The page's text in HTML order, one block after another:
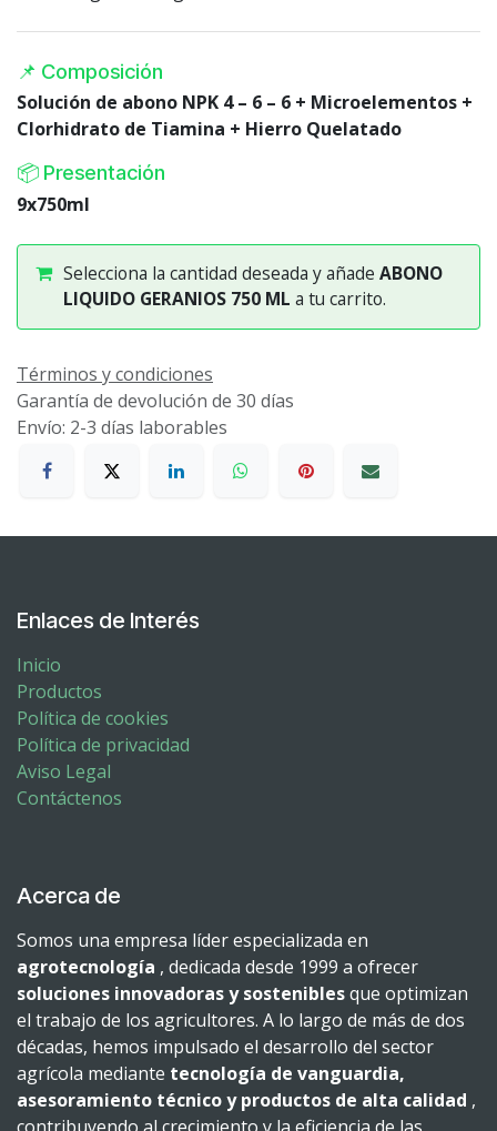
📌 Composición
Solución de abono NPK 4 – 6 – 6 + Microelementos +
Clorhidrato de Tiamina + Hierro Quelatado
📦 Presentación
9x750ml
Selecciona la cantidad deseada y añade ABONO
LIQUIDO GERANIOS 750 ML a tu carrito.
Términos y condiciones
Garantía de devolución de 30 días
Envío: 2-3 días laborables
Enlaces de Interés
Inicio
Productos
Política de cookies
Política de privacidad
Aviso Legal
Contáctenos
Acerca de
Somos una empresa líder especializada en
agrotecnología , dedicada desde 1999 a ofrecer
soluciones innovadoras y sosteniblesque optimizan
el trabajo de los agricultores. A lo largo de más de dos
décadas, hemos impulsado el desarrollo del sector
agrícola mediante tecnología de vanguardia,
asesoramiento técnico y productos de alta calidad ,